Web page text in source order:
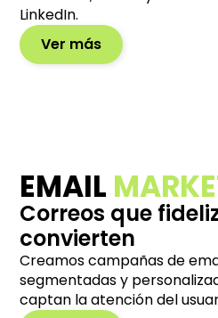
LinkedIn.
Ver más
EMAIL
Correos que
convierten
Creamos campañas de
segmentadas y
captan la atención del